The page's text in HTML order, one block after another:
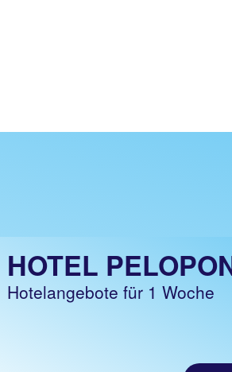
HOTEL
Hotelangebote für 1 Woche